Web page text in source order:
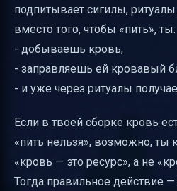
подпитывает сигилы, ритуалы
вместо того, чтобы «пить», ты:
- добываешь кровь,
- заправляешь ей кровавый
- и уже через ритуалы
Если в твоей сборке кровь
«пить нельзя», возможно, ты
«кровь — это ресурс», а не
Тогда правильное действие